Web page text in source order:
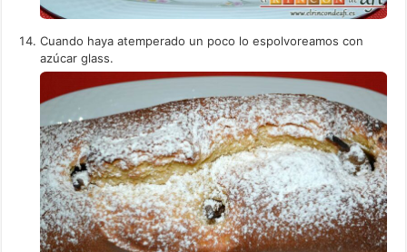
Cuando haya atemperado un poco lo espolvoreamos con
azúcar glass.